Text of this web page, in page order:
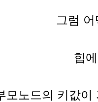
그럼
힙
모노드의 키값이